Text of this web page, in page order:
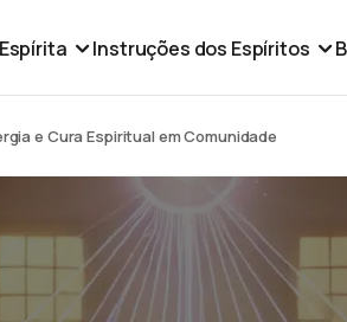
Instruções dos Espíritos
e Cura Espiritual em Comunidade